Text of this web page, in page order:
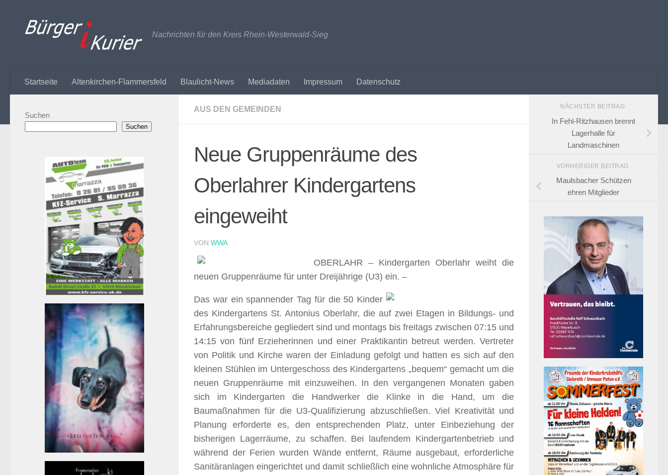
Nachrichten für den Kreis Rhein-Westerwald-Sieg
Startseite Altenkirchen-Flammersfeld Blaulicht-News Mediadaten Impressum Datenschutz
AUS DEN GEMEINDEN
Neue Gruppenräume des
Oberlahrer Kindergartens
eingeweiht
VON WWA
OBERLAHR – Kindergarten Oberlahr weiht die
neuen Gruppenräume für unter Dreijährige (U3) ein. –
Das war ein spannender Tag für die 50 Kinder
des Kindergartens St. Antonius Oberlahr, die auf zwei Etagen in Bildungs- und
Erfahrungsbereiche gegliedert sind und montags bis freitags zwischen 07:15 und
14:15 von fünf Erzieherinnen und einer Praktikantin betreut werden. Vertreter
von Politik und Kirche waren der Einladung gefolgt und hatten es sich auf den
kleinen Stühlen im Untergeschoss des Kindergartens „bequem“ gemacht um die
neuen Gruppenräume mit einzuweihen. In den vergangenen Monaten gaben
sich im Kindergarten die Handwerker die Klinke in die Hand, um die
Baumaßnahmen für die U3-Qualifizierung abzuschließen. Viel Kreativität und
Planung erforderte es, den entsprechenden Platz, unter Einbeziehung der
bisherigen Lagerräume, zu schaffen. Bei laufendem Kindergartenbetrieb und
während der Ferien wurden Wände entfernt, Räume ausgebaut, erforderliche
Sanitäranlagen eingerichtet und damit schließlich eine wohnliche Atmosphäre für
Suchen
Suchen
NÄCHSTER BEITRAG
In Fehl-Ritzhausen brennt
Lagerhalle für
Landmaschinen
VORHERIGER BEITRAG
Maulsbacher Schützen
ehren Mitglieder